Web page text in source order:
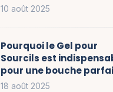
10 août 2025
Pourquoi le Gel pour
Sourcils est
pour une bouche
18 août 2025